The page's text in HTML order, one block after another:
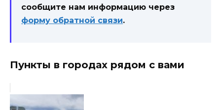
сообщите нам информацию через
форму обратной связи.
Пункты в городах рядом с вами